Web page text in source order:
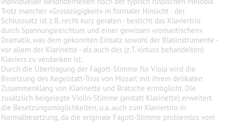
Trotz mancher «Grosszügigkeit» in formaler Hinsicht - der
Schlusssatz ist z.B. recht kurz geraten - besticht das Klaviertrio
durch Spannungsreichtum und einer gewissen «romantischen»
Dramatik, was dem gekonnten Einsatz sowohl der Blasinstrumente -
vor allem der Klarinette - als auch des (z.T. virtuos behandelten)
Klaviers zu verdanken ist.
Durch die Übertragung der Fagott-Stimme für Viola wird die
Besetzung des Kegelstatt-Trios von Mozart mit ihrem delikaten
Zusammenklang von Klarinette und Bratsche ermöglicht. Die
zusätzlich beigelegte Violin-Stimme (anstatt Klarinette) erweitert
die Besetzungsmöglichkeiten, u.a. auch zum Klaviertrio in
Normalbesetzung, da die originale Fagott-Stimme problemlos vom